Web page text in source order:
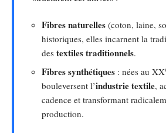
Fibres naturelles (coton, laine,
historiques, elles incarnent la
des textiles traditionnels.
Fibres synthétiques : nées au XX
bouleversent l’industrie textile,
cadence et transformant
production.